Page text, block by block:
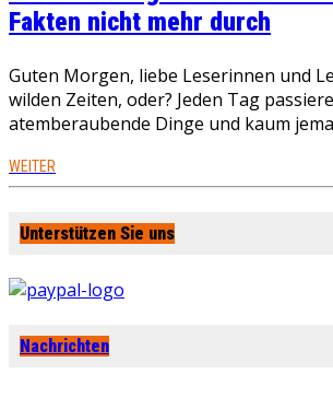
Fakten nicht mehr durch
Guten Morgen, liebe Leserinnen und
wilden Zeiten, oder? Jeden Tag
atemberaubende Dinge und kaum
WEITER
Unterstützen Sie uns
Nachrichten